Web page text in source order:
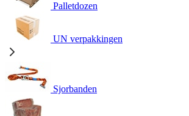
Palletdozen
UN verpakkingen
Sjorbanden